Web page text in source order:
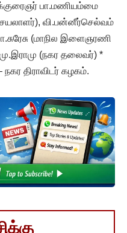
பா.மணியம்மை
வி.பன்னீர்செல்வம்
(மாநில இளைஞரணி
(நகர தலைவர்) *
நகர திராவிடர் கழகம்.